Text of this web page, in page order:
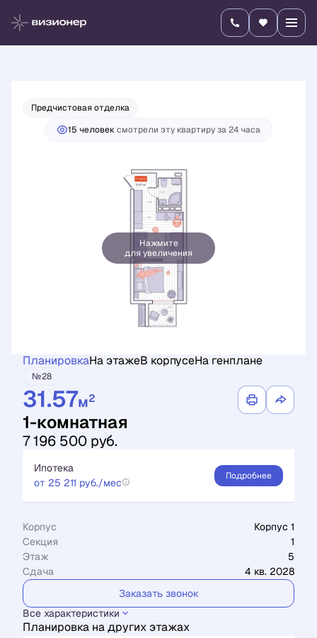
1-комнатная 7 196 500 руб.
Ипотека от 25 211 руб./мес.
Предчистовая отделка
15 человексмотрели эту квартиру за 24 часа
Нажмите
для увеличения
ПланировкаНа этажеВ корпусеНа генплане
№28
31.57м2
1-комнатная
7 196 500 руб.
Ипотека
от 25 211 руб./мес
Подробнее
Корпус
Корпус 1
Секция
1
Этаж
5
Сдача
4 кв. 2028
Заказать звонок
Все характеристики
Планировка на других этажах